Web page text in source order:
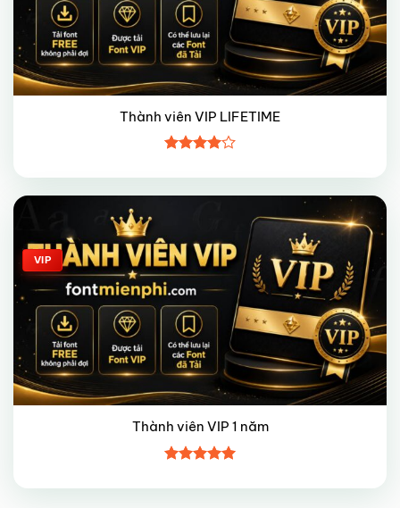
Thành viên VIP LIFETIME
xếp hạng
Giảm giá!
VIP
Thành viên VIP 1 năm
hạng55